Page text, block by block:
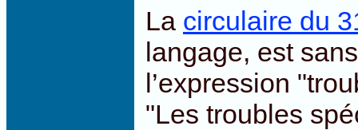
La circulaire du
langage, est
l’expression
"Les troubles